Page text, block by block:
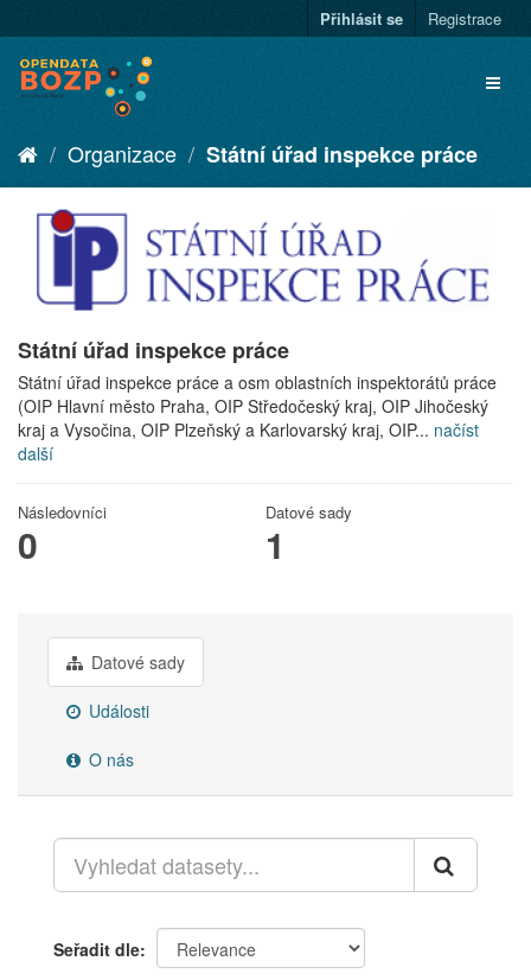
Přihlásit se Registrace
Organizace Státní úřad inspekce práce
Státní úřad inspekce práce
Státní úřad inspekce práce a osm oblastních inspektorátů práce
(OIP Hlavní město Praha, OIP Středočeský kraj, OIP Jihočeský
kraj a Vysočina, OIP Plzeňský a Karlovarský kraj, OIP... načíst
další
Následovníci
0
Datové sady
1
Datové sady
Události
O nás
Seřadit dle